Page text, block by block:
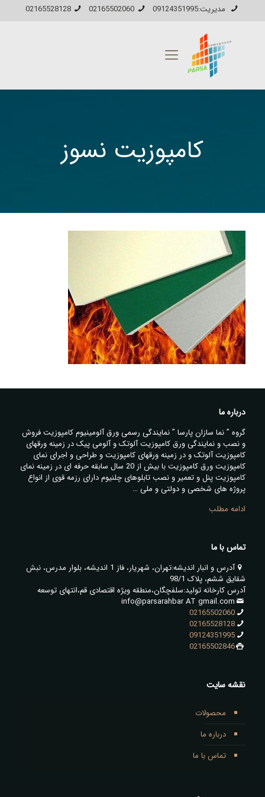
مدیریت:09124351995 02165502060
02165528128
کامپوزیت نسوز
درباره ما
گروه ” نما سازان پارسا ” نمایندگی رسمی ورق آلومینیوم کامپوزیت فروش
و نصب و نمایندگی ورق کامپوزیت آلوتک و آلومی پیک در زمینه ورقهای
کامپوزیت آلوتک و در زمینه ورقهای کامپوزیت و طراحی و اجرای نمای
کامپوزیت ورق کامپوزیت با بیش از 20 سال سابقه حرفه ای در زمینه نمای
کامپوزیت پنل و تعمیر و نصب تابلوهای چلنیوم دارای رزمه قوی از انواع
پروژه های شخصی و دولتی و ملی …
ادامه مطلب
تماس با ما
آدرس و انبار اندیشه:تهران، شهریار، فاز 1 اندیشه، بلوار مدرس، نبش
شقایق ششم، پلاک 98/1
آدرس کارخانه تولید:سلفچگان،منطقه ویژه اقتصادی قم،انتهای توسعه
info@parsarahbar AT gmail.com
02165502060
02165528128
09124351995
02165502846
نقشه سایت
محصولات
درباره ما
تماس با ما